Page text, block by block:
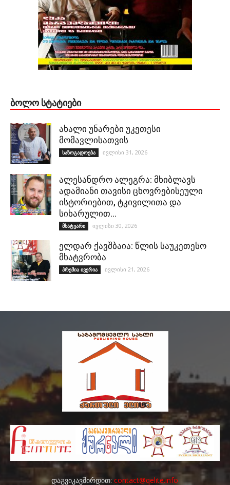
ᲑᲝᲚᲝ ᲡᲢᲐᲢᲘᲔᲑᲘ
ახალი უნარები უკეთესი
მომავლისათვის
საზოგადოება ივლისი 31, 2026
ალესანდრო ალეგრა: მხიბლავს
ადამიანი თავისი ცხოვრებისეული
ისტორიებით, ტკივილითა და
სიხარულით…
მხატვარი ივლისი 30, 2026
ელდარ ქავშბაია: წლის საუკეთესო
მხატვრობა
პრემია ივერია ივლისი 21, 2026
დაგვიკავშირდით:contact@qelite.info